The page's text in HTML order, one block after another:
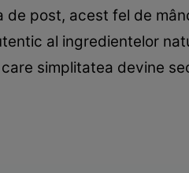
de post, acest fel de
al ingredientelor
simplitatea devine